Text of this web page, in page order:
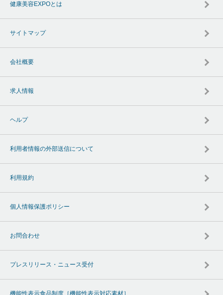
健康美容EXPOとは
サイトマップ
会社概要
求人情報
ヘルプ
利用者情報の外部送信について
利用規約
個人情報保護ポリシー
お問合わせ
プレスリリース・ニュース受付